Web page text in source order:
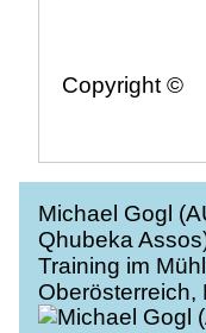
Copyright ©
Michael Gogl
Qhubeka
Training im
Oberösterreich,
Radsport, UCI